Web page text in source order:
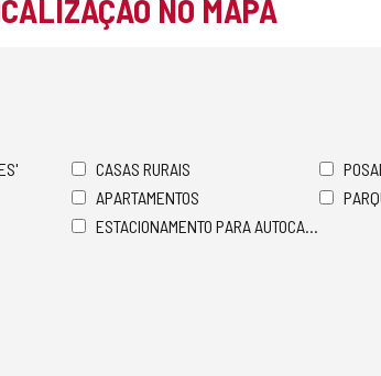
NO MAPA
CASAS RURAIS
APARTAMENTOS
ESTACIONAMENTO PARA AUTOCARAVANAS